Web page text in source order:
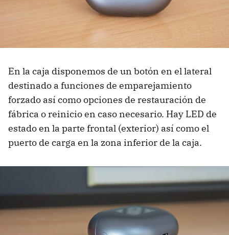
En la caja disponemos de un botón en el lateral
destinado a funciones de emparejamiento
forzado así como opciones de restauración de
fábrica o reinicio en caso necesario. Hay LED de
estado en la parte frontal (exterior) así como el
puerto de carga en la zona inferior de la caja.